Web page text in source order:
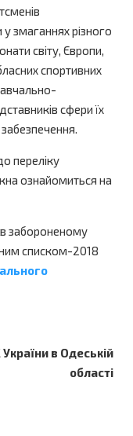
змаганнях різного
світу, Європи,
спортивних
сфери їх
переліку
ознайомиться на
забороненому
списком-2018
в Одеській
області